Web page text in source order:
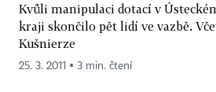
Kvůli manipulaci dotací v
kraji skončilo pět lidí ve vazbě.
Kušnierze
25. 3. 2011 ▪ 3 min. čtení